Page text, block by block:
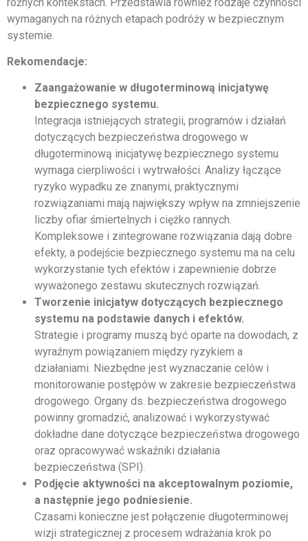
wymaganych na różnych etapach podróży w bezpiecznym
systemie.
Rekomendacje:
Zaangażowanie w długoterminową inicjatywę
bezpiecznego systemu.
Integracja istniejących strategii, programów i działań
dotyczących bezpieczeństwa drogowego w
długoterminową inicjatywę bezpiecznego systemu
wymaga cierpliwości i wytrwałości. Analizy łączące
ryzyko wypadku ze znanymi, praktycznymi
rozwiązaniami mają największy wpływ na zmniejszenie
liczby ofiar śmiertelnych i ciężko rannych.
Kompleksowe i zintegrowane rozwiązania dają dobre
efekty, a podejście bezpiecznego systemu ma na celu
wykorzystanie tych efektów i zapewnienie dobrze
wyważonego zestawu skutecznych rozwiązań.
Tworzenie inicjatyw dotyczących bezpiecznego
systemu na podstawie danych i efektów.
Strategie i programy muszą być oparte na dowodach, z
wyraźnym powiązaniem między ryzykiem a
działaniami. Niezbędne jest wyznaczanie celów i
monitorowanie postępów w zakresie bezpieczeństwa
drogowego. Organy ds. bezpieczeństwa drogowego
powinny gromadzić, analizować i wykorzystywać
dokładne dane dotyczące bezpieczeństwa drogowego
oraz opracowywać wskaźniki działania
bezpieczeństwa (SPI).
Podjęcie aktywności na akceptowalnym poziomie,
a następnie jego podniesienie.
Czasami konieczne jest połączenie długoterminowej
wizji strategicznej z procesem wdrażania krok po